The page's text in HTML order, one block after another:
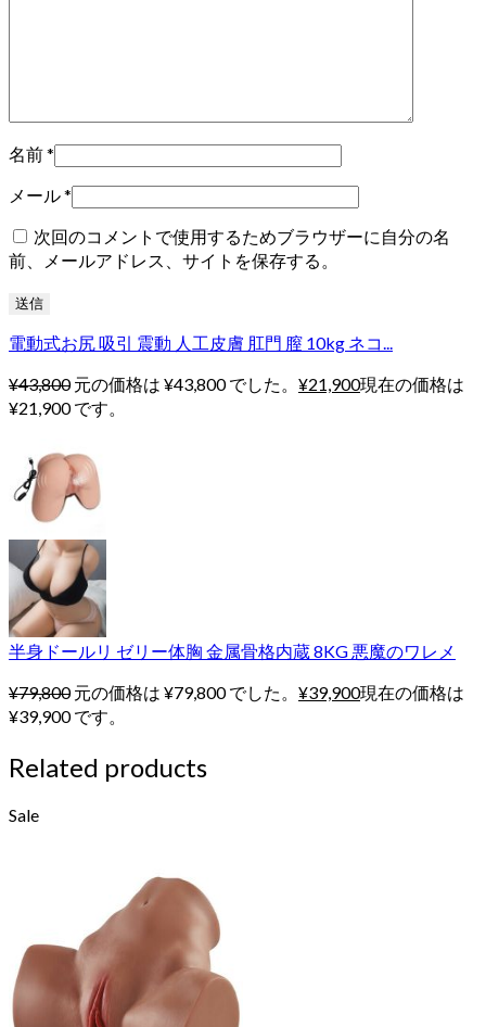
名前*
メール*
次回のコメントで使用するためブラウザーに自分の名
前、メールアドレス、サイトを保存する。
電動式お尻 吸引 震動 人工皮膚 肛門 膣 10kg ネコ...
¥43,800 元の価格は ¥43,800 でした。 ¥21,900現在の価格は
¥21,900 です。
半身ドールリ ゼリー体胸 金属骨格内蔵 8KG 悪魔のワレメ
¥79,800 元の価格は ¥79,800 でした。 ¥39,900現在の価格は
¥39,900 です。
Related products
Sale